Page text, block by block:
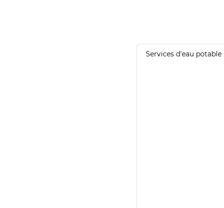
Services d'eau potable